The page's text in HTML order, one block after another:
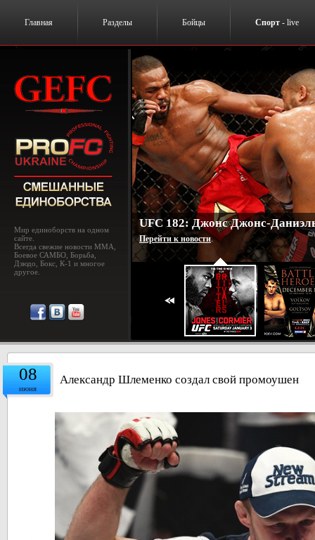
Главная Разделы Бойцы Спорт - live
Мир единоборств на одном
сайте.
Всегда свежие новости MMA,
Боевое САМБО, Борьба,
Дзюдо, Бокс, К-1 и многое
другое.
UFC 182: Джонс Джонс-
Перейти к новости.
08
июня
Александр Шлеменко создал свой промоушен